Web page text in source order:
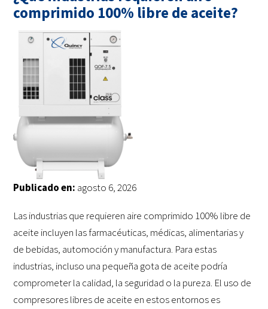
comprimido 100% libre de aceite?
Publicado en: agosto 6, 2026
Las industrias que requieren aire comprimido 100% libre de
aceite incluyen las farmacéuticas, médicas, alimentarias y
de bebidas, automoción y manufactura. Para estas
industrias, incluso una pequeña gota de aceite podría
comprometer la calidad, la seguridad o la pureza. El uso de
compresores libres de aceite en estos entornos es